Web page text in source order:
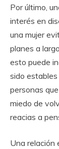
Por último,
interés en
una mujer
planes a
esto puede
sido
personas
miedo de
reacias a
Una relación